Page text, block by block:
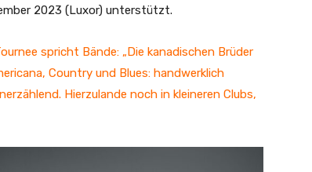
2023 (Luxor) unterstützt.
spricht Bände: „Die kanadischen Brüder
Country und Blues: handwerklich
Hierzulande noch in kleineren Clubs,